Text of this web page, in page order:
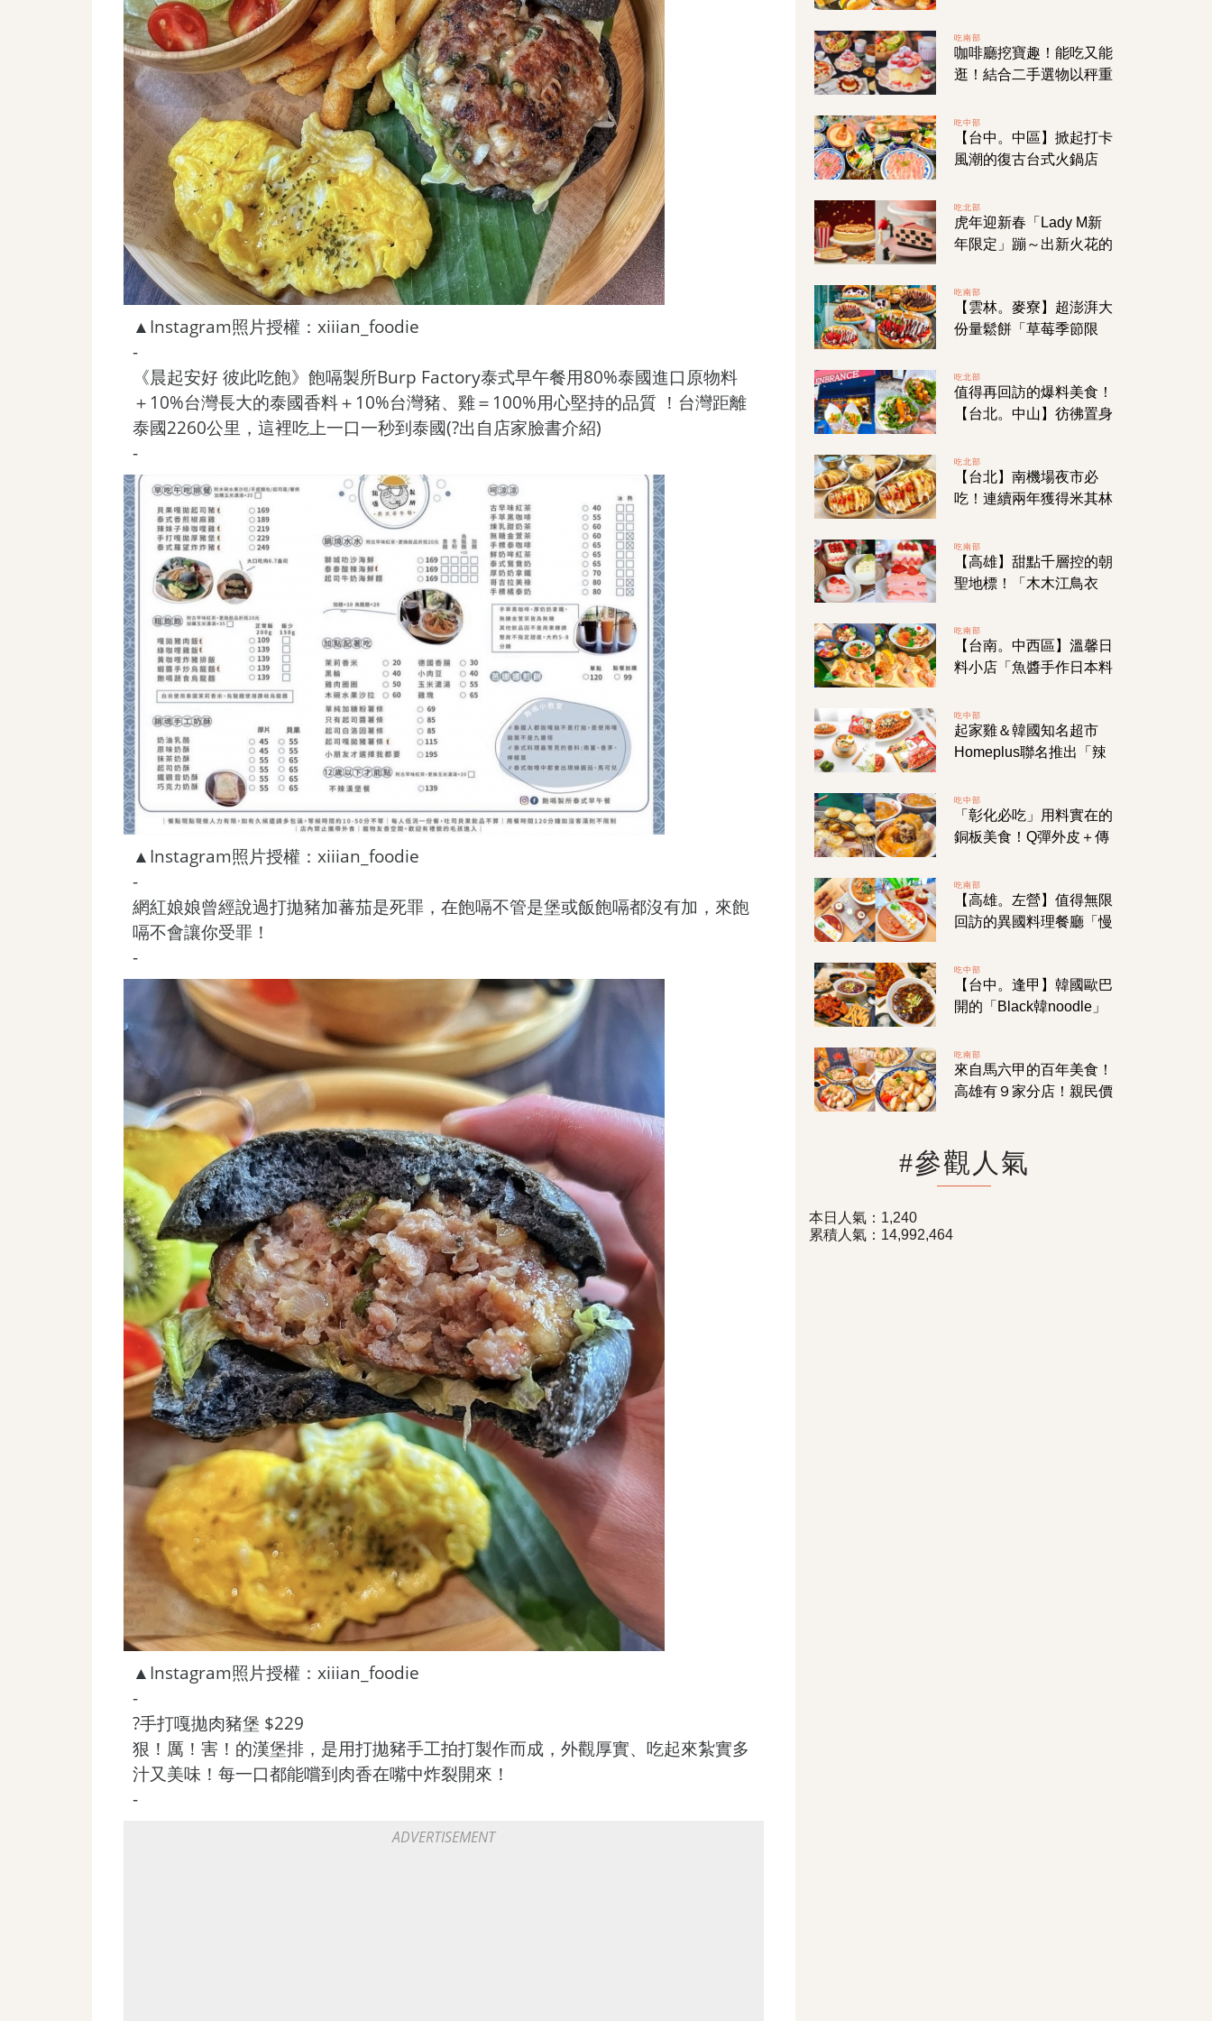
▲Instagram照片授權：xiiian_foodie
-
《晨起安好 彼此吃飽》飽嗝製所Burp Factory泰式早午餐用80%泰國進口原物料
＋10%台灣長大的泰國香料＋10%台灣豬、雞＝100%用心堅持的品質 ！台灣距離
泰國2260公里，這裡吃上一口一秒到泰國(?出自店家臉書介紹)
-
▲Instagram照片授權：xiiian_foodie
-
網紅娘娘曾經說過打拋豬加蕃茄是死罪，在飽嗝不管是堡或飯飽嗝都沒有加，來飽
嗝不會讓你受罪！
-
▲Instagram照片授權：xiiian_foodie
-
?手打嘎拋肉豬堡 $229
狠！厲！害！的漢堡排，是用打拋豬手工拍打製作而成，外觀厚實、吃起來紮實多
汁又美味！每一口都能嚐到肉香在嘴中炸裂開來！
-
心」多種口味擄獲你心！
吃南部
咖啡廳挖寶趣！能吃又能
逛！結合二手選物以秤重
秤」就在【台南。安平】
巷弄中！
吃中部
【台中。中區】掀起打卡
風潮的復古台式火鍋店
進口超美「景泰藍銅
鍋」！
吃北部
虎年迎新春「Lady M新
年限定」蹦～出新火花的
莓甜點盛宴1月回歸販
售！
吃南部
【雲林。麥寮】超澎湃大
份量鬆餅「草莓季節限
CP值的療癒系甜點店！
吃北部
值得再回訪的爆料美食！
【台北。中山】彷彿置身
打飽足系英式捲餅！
吃北部
【台北】南機場夜市必
吃！連續兩年獲得米其林
嫰份量超值的「山內雞
肉」！
吃南部
【高雄】甜點千層控的朝
聖地標！「木木江鳥衣
面的美味手作千層！
吃南部
【台南。中西區】溫馨日
料小店「魚醬手作日本料
的好手藝！!
吃中部
起家雞＆韓國知名超市
Homeplus聯名推出「辣
香辣Ｑ彈讓人欲罷不能一
口接一口！
吃中部
「彰化必吃」用料實在的
銅板美食！Q彈外皮＋傳
吃的「阿璋肉圓」！
吃南部
【高雄。左營】值得無限
回訪的異國料理餐廳「慢
理！各國風味應有盡有！
吃中部
【台中。逢甲】韓國歐巴
開的「Black韓noodle」
連韓國人吃過都想念的家
鄉味！
吃南部
來自馬六甲的百年美食！
高雄有９家分店！親民價
#參觀人氣
本日人氣：1,240
累積人氣：14,992,464